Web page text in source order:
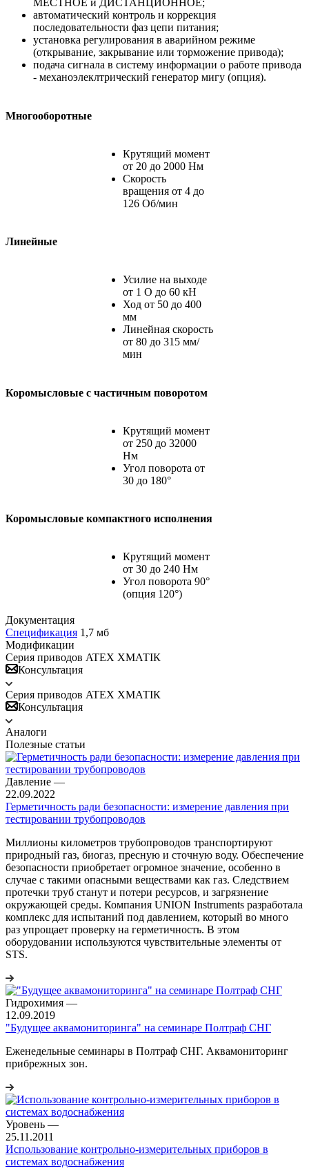
МЕСТНОЕ и ДИСТАНЦИОННОЕ;
автоматический контроль и коррекция
последовательности фаз цепи питания;
установка регулирования в аварийном режиме
(открывание, закрывание или торможение привода);
подача сигнала в систему информации о работе привода
- механоэлеклтрический генератор мигу (опция).
Многооборотные
Крутящий момент
от 20 до 2000 Нм
Скорость
вращения от 4 до
126 Об/мин
Линейные
Усилие на выходе
от 1 О до 60 кН
Ход от 50 до 400
мм
Линейная скорость
от 80 до 315 мм/
мин
Коромысловые с частичным поворотом
Крутящий момент
от 250 до 32000
Нм
Угол поворота от
30 до 180°
Коромысловые компактного исполнения
Крутящий момент
от 30 до 240 Нм
Угол поворота 90°
(опция 120°)
Документация
Спецификация 1,7 мб
Модификации
Серия приводов ATEX ХМАТIК
Консультация
Серия приводов ATEX ХМАТIК
Консультация
Аналоги
Полезные статьи
Давление —
22.09.2022
Герметичность ради безопасности: измерение давления при
тестировании трубопроводов
Миллионы километров трубопроводов транспортируют
природный газ, биогаз, пресную и сточную воду. Обеспечение
безопасности приобретает огромное значение, особенно в
случае с такими опасными веществами как газ. Следствием
протечки труб станут и потери ресурсов, и загрязнение
окружающей среды. Компания UNION Instruments разработала
комплекс для испытаний под давлением, который во много
раз упрощает проверку на герметичность. В этом
оборудовании используются чувствительные элементы от
STS.
Гидрохимия —
12.09.2019
"Будущее аквамониторинга" на семинаре Полтраф СНГ
Еженедельные семинары в Полтраф СНГ. Аквамониторинг
прибрежных зон.
Уровень —
25.11.2011
Использование контрольно-измерительных приборов в
системах водоснабжения